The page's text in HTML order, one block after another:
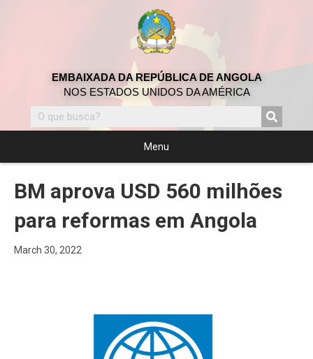
EMBAIXADA DA REPÚBLICA DE ANGOLA
NOS ESTADOS UNIDOS DA AMÉRICA
Menu
BM aprova USD 560 milhões
para reformas em Angola
March 30, 2022